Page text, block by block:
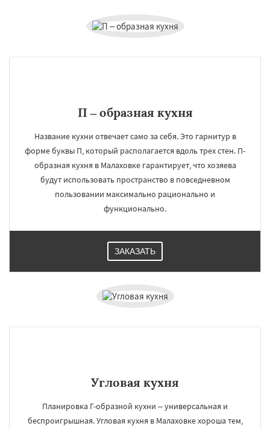
П – образная кухня
Название кухни отвечает само за себя. Это гарнитур в
форме буквы П, который располагается вдоль трех стен. П-
образная кухня в Малаховке гарантирует, что хозяева
будут использовать пространство в повседневном
пользовании максимально рационально и
функционально.
ЗАКАЗАТЬ
Угловая кухня
Планировка Г-образной кухни – универсальная и
беспроигрышная. Угловая кухня в Малаховке хороша тем,